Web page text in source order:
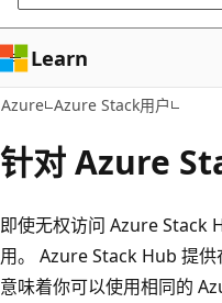
Learn
Azure Azure Stack用户
针对 Azure
即使无权访问 Azure Stack
用。 Azure Stack Hub 提
意味着你可以使用相同的